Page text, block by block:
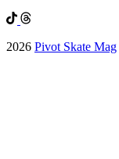
2026 Pivot Skate Mag